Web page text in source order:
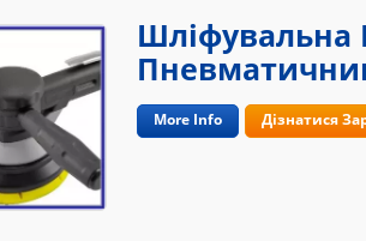
More Info Дізнатися